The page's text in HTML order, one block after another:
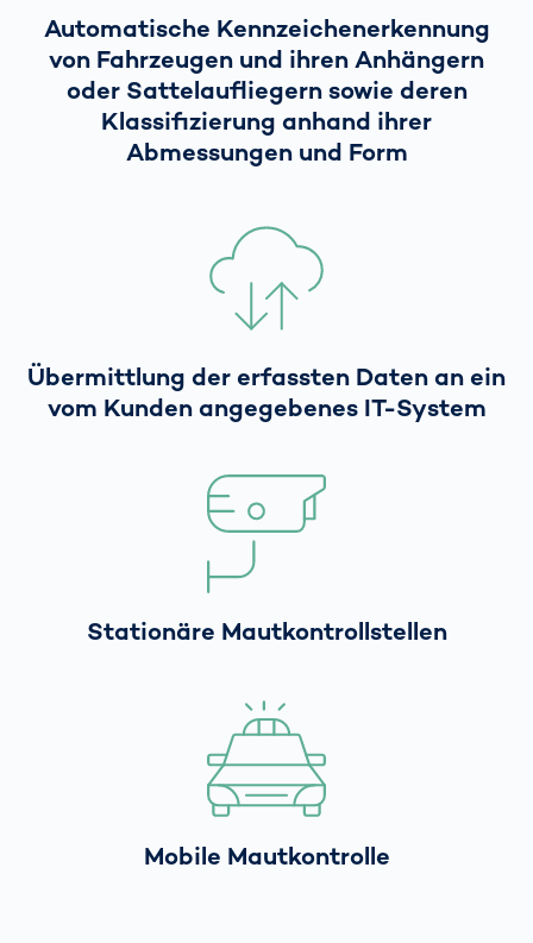
Automatische Kennzeichenerkennung
von Fahrzeugen und ihren Anhängern
oder Sattelaufliegern sowie deren
Klassifizierung anhand ihrer
Abmessungen und Form
Übermittlung der erfassten Daten an ein
vom Kunden angegebenes IT-System
Stationäre Mautkontrollstellen
Mobile Mautkontrolle